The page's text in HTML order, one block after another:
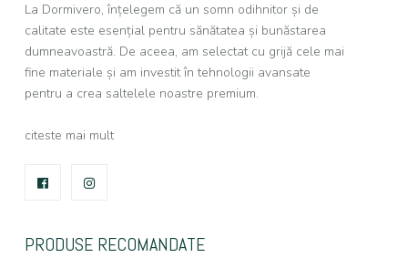
La Dormivero, înțelegem că un somn odihnitor și de
calitate este esențial pentru sănătatea și bunăstarea
dumneavoastră. De aceea, am selectat cu grijă cele mai
fine materiale și am investit în tehnologii avansate
pentru a crea saltelele noastre premium.
citeste mai mult
FACEBOOK
PRODUSE RECOMANDATE